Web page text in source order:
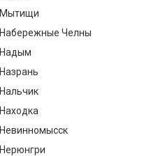
Мытищи
Набережные Челны
Надым
Назрань
Нальчик
Находка
Невинномысск
Нерюнгри